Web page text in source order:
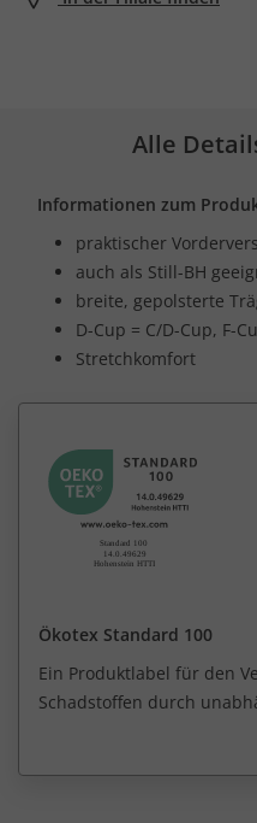
Alle
Informationen zum
praktischer
auch als Still-BH
breite, gepolsterte
D-Cup = C/D-Cup, F-
Stretchkomfort
Ökotex Standard 100
Ein Produktlabel für den
Schadstoffen durch